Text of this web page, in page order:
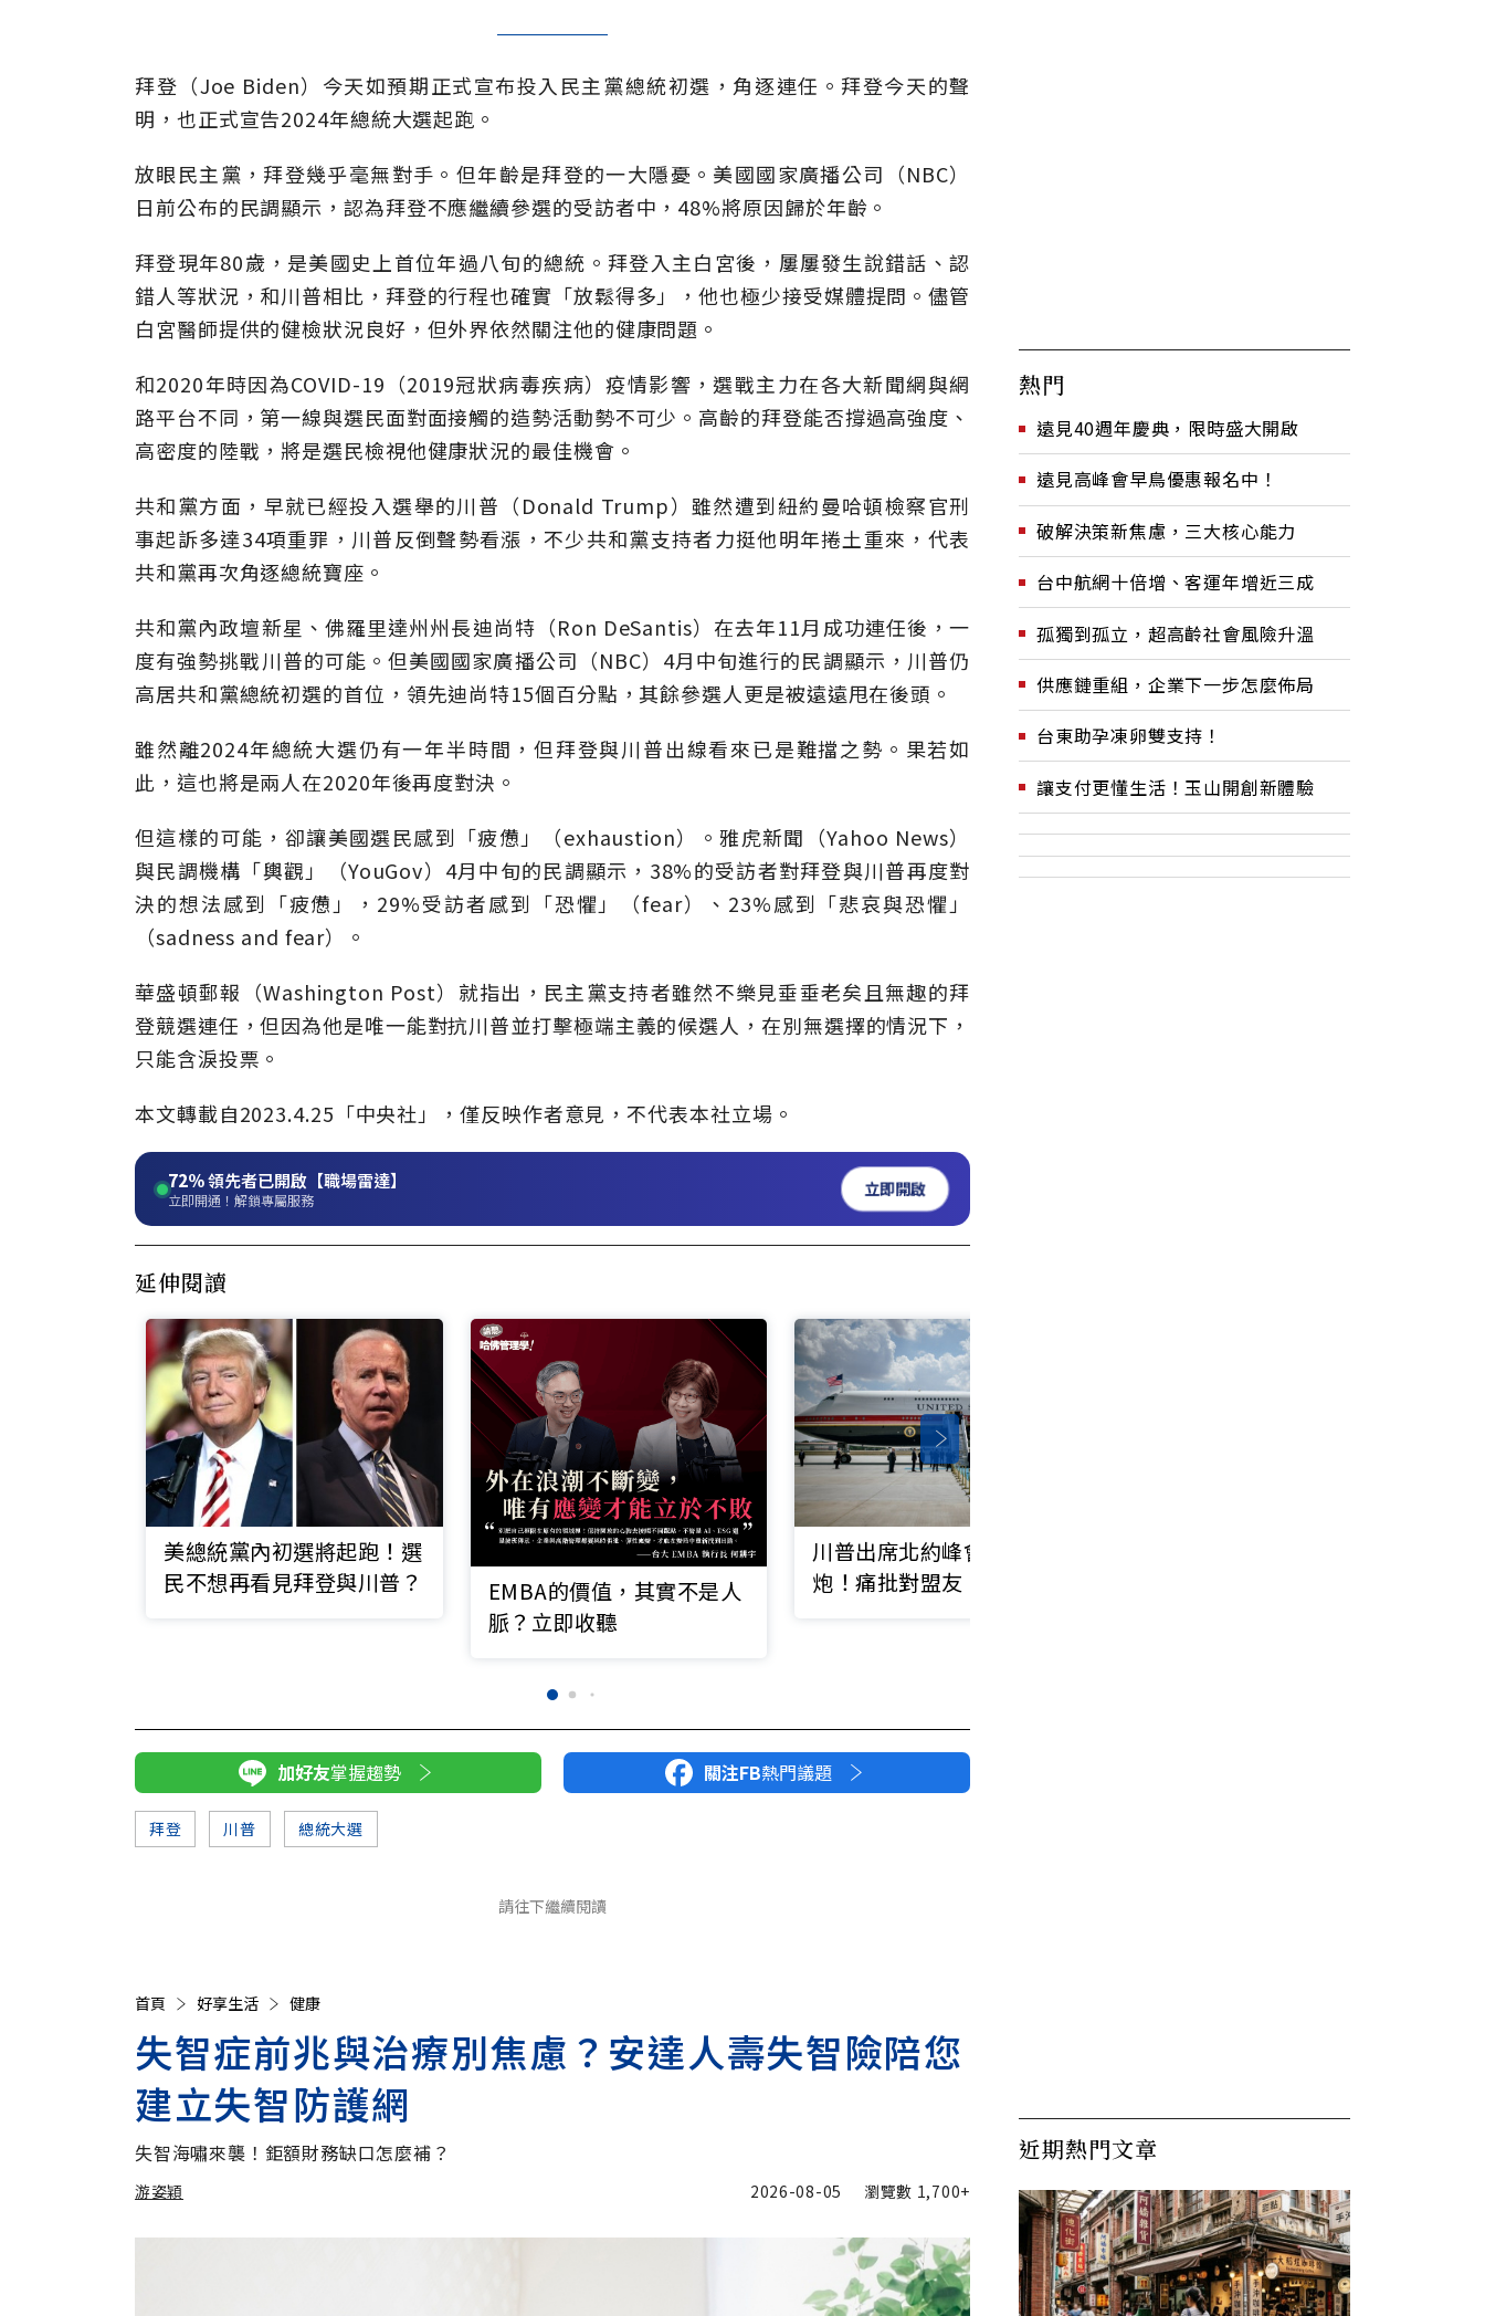
拜登（Joe Biden）今天如預期正式宣布投入民主黨總統初選，角逐連任。拜登今天的聲
明，也正式宣告2024年總統大選起跑。
放眼民主黨，拜登幾乎毫無對手。但年齡是拜登的一大隱憂。美國國家廣播公司（NBC）
日前公布的民調顯示，認為拜登不應繼續參選的受訪者中，48%將原因歸於年齡。
拜登現年80歲，是美國史上首位年過八旬的總統。拜登入主白宮後，屢屢發生說錯話、認
錯人等狀況，和川普相比，拜登的行程也確實「放鬆得多」，他也極少接受媒體提問。儘管
白宮醫師提供的健檢狀況良好，但外界依然關注他的健康問題。
和2020年時因為COVID-19（2019冠狀病毒疾病）疫情影響，選戰主力在各大新聞網與網
路平台不同，第一線與選民面對面接觸的造勢活動勢不可少。高齡的拜登能否撐過高強度、
高密度的陸戰，將是選民檢視他健康狀況的最佳機會。
共和黨方面，早就已經投入選舉的川普（Donald Trump）雖然遭到紐約曼哈頓檢察官刑
事起訴多達34項重罪，川普反倒聲勢看漲，不少共和黨支持者力挺他明年捲土重來，代表
共和黨再次角逐總統寶座。
共和黨內政壇新星、佛羅里達州州長迪尚特（Ron DeSantis）在去年11月成功連任後，一
度有強勢挑戰川普的可能。但美國國家廣播公司（NBC）4月中旬進行的民調顯示，川普仍
高居共和黨總統初選的首位，領先迪尚特15個百分點，其餘參選人更是被遠遠甩在後頭。
雖然離2024年總統大選仍有一年半時間，但拜登與川普出線看來已是難擋之勢。果若如
此，這也將是兩人在2020年後再度對決。
但這樣的可能，卻讓美國選民感到「疲憊」（exhaustion）。雅虎新聞（Yahoo News）
與民調機構「輿觀」（YouGov）4月中旬的民調顯示，38%的受訪者對拜登與川普再度對
決的想法感到「疲憊」，29%受訪者感到「恐懼」（fear）、23%感到「悲哀與恐懼」
（sadness and fear）。
華盛頓郵報（Washington Post）就指出，民主黨支持者雖然不樂見垂垂老矣且無趣的拜
登競選連任，但因為他是唯一能對抗川普並打擊極端主義的候選人，在別無選擇的情況下，
只能含淚投票。
本文轉載自2023.4.25 「中央社」 ，僅反映作者意見，不代表本社立場。
72%領先者已開啟【職場雷達】
立即開通！解鎖專屬服務
立即開啟
延伸閱讀
美總統黨內初選將起跑！選
民不想再看見拜登與川普？
EMBA的價值，其實不是人
脈？立即收聽
川普出席北約峰會連環開
炮！痛批對盟友「非常失
加好友掌握趨勢 關注FB熱門議題
拜登 川普 總統大選
請往下繼續閱讀
首頁 好享生活 健康
失智症前兆與治療別焦慮？安達人壽失智險陪您
建立失智防護網
失智海嘯來襲！鉅額財務缺口怎麼補？
游姿穎 2026-08-05 瀏覽數 1,700+
熱門
遠見40週年慶典，限時盛大開啟
遠見高峰會早鳥優惠報名中！
破解決策新焦慮，三大核心能力
台中航網十倍增、客運年增近三成
孤獨到孤立，超高齡社會風險升溫
供應鏈重組，企業下一步怎麼佈局
台東助孕凍卵雙支持！
讓支付更懂生活！玉山開創新體驗
近期熱門文章